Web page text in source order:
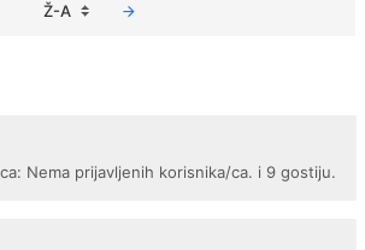
Ž-A
Nema prijavljenih korisnika/ca. i 9 gostiju.